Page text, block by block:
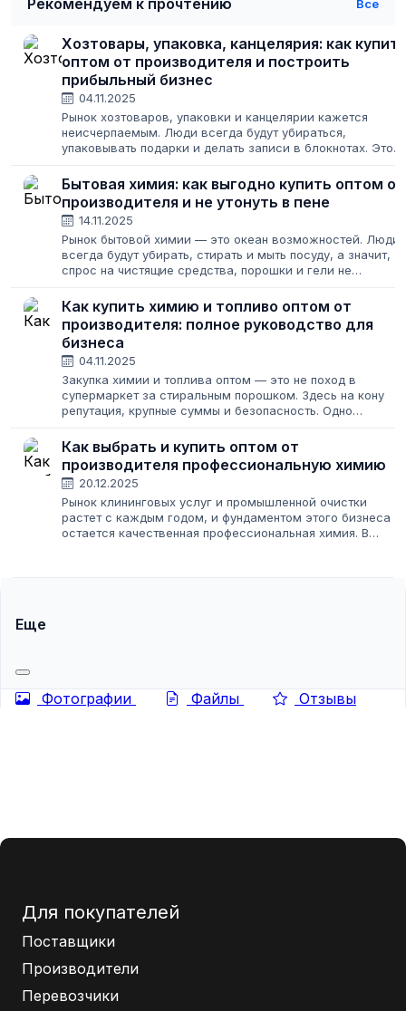
Рекомендуем к прочтению Все
Хозтовары, упаковка, канцелярия: как
оптом от производителя и построить
прибыльный бизнес
04.11.2025
Рынок хозтоваров, упаковки и канцелярии кажется
неисчерпаемым. Люди всегда будут убираться,
упаковывать подарки и делать записи в блокнотах. Это
продал подороже. Но за этой простотой...
Бытовая химия: как выгодно купить оптом от
производителя и не утонуть в пене
14.11.2025
Рынок бытовой химии — это океан возможностей. Люди
всегда будут убирать, стирать и мыть посуду, а значит,
спрос на чистящие средства, порошки и гели не
конкуренция, низкая маржа на известные...
Как купить химию и топливо оптом от
производителя: полное руководство для
бизнеса
04.11.2025
Закупка химии и топлива оптом — это не поход в
супермаркет за стиральным порошком. Здесь на кону
репутация, крупные суммы и безопасность. Одно
партию солярки, которая замерзает при минус...
Как выбрать и купить оптом от
производителя профессиональную химию
20.12.2025
Рынок клининговых услуг и промышленной очистки
растет с каждым годом, и фундаментом этого бизнеса
остается качественная профессиональная химия. В
Еще
Фотографии Файлы Отзывы
Для покупателей
Поставщики
Производители
Перевозчики